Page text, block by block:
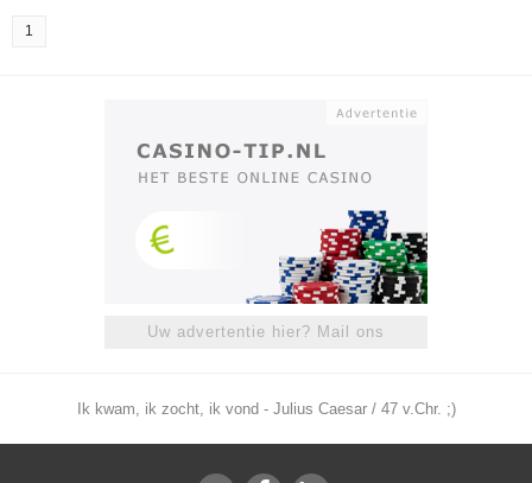
1
Uw advertentie hier? Mail ons
Ik kwam, ik zocht, ik vond - Julius Caesar / 47 v.Chr. ;)